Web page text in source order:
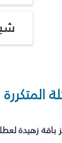
المتكررة
باقة زهيدة